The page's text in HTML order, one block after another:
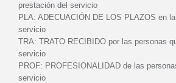
prestación del servicio
PLA: ADECUACIÓN DE LOS PLAZOS en
servicio
TRA: TRATO RECIBIDO por las personas
servicio
PROF: PROFESIONALIDAD de las
servicio